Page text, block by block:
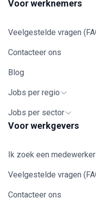
Voor werknemers
Veelgestelde vragen
Contacteer ons
Blog
Jobs per regio
Jobs per sector
Voor werkgevers
Ik zoek een medewerker
Veelgestelde vragen
Contacteer ons